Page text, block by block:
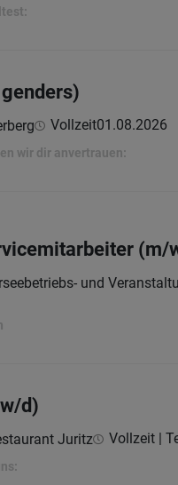
Vollzeit01.08.2026
wir dir anvertrauen:
(m/
und
d)
Juritz Vollzeit |